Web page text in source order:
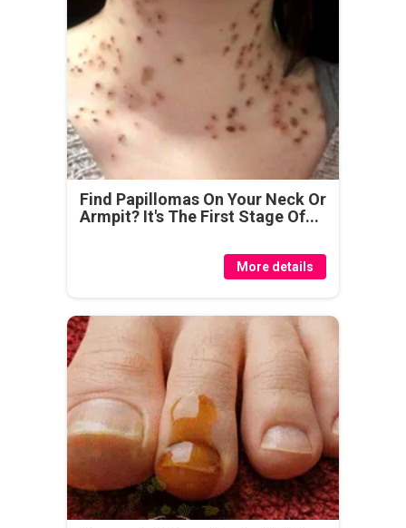
Find Papillomas On Your Neck Or
Armpit? It's The First Stage Of...
More details